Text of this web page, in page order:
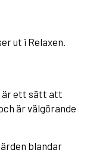
ut i Relaxen.
är ett sätt att
är välgörande
blandar